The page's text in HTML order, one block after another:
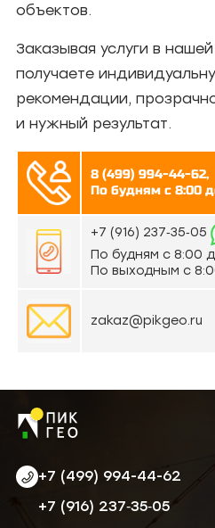
объектов.
Заказывая услуги в
получаете
рекомендации,
и нужный результат.
8 (499) 994-44-62,
По будням с 8:00
‪+7 (916) 237‑35‑05‬
По будням с 8:00
По выходным с
zakaz@pikgeo.ru
+7 (499) 994-44-62
‪+7 (916) 237‑35‑05‬